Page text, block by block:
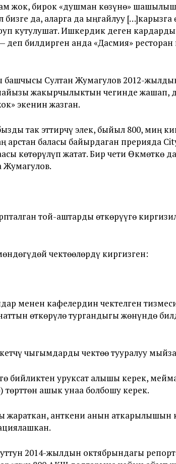
жок, бирок «душман көзүнө»
да, аларга да ыңгайлуу
кутулушат. Ишкердик деген
деп билдирген анда «Дасмия»
Султан Жумагулов 2012-
жакырчылыктын чегинде жашап,
экенин жазган.
так эттирчү элек, быйыл 800, миң
баласы байырдаган прерияда
көтөрүлүп жатат. Бир чети Өкмөткө
Жумагулов.
той-аштарды өткөрүүгө
чектөөлөрдү киргизген:
менен кафелердин чектелген
өткөрүлө тургандыгы жөнүндө
чыгымдарды чектөө тууралуу
бийликтен уруксат алышы керек,
төрттөн ашык унаа болбошу керек.
анткени анын аткарылышын
2014-жылдын октябрындагы